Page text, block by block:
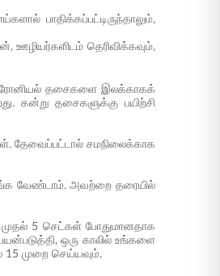
பாதிக்கப்பட்டிருந்தாலும்,
ஊழியர்களிடம் தெரிவிக்கவும்,
பெரோனியல் தசைகளை இலக்காகக்
கன்று தசைகளுக்கு பயிற்சி
தேவைப்பட்டால் சமநிலைக்காக
வேண்டாம். அவற்றை தரையில்
5 செட்கள் போதுமானதாக
ஒரு காலில் உங்களை
15 முறை செய்யவும்.